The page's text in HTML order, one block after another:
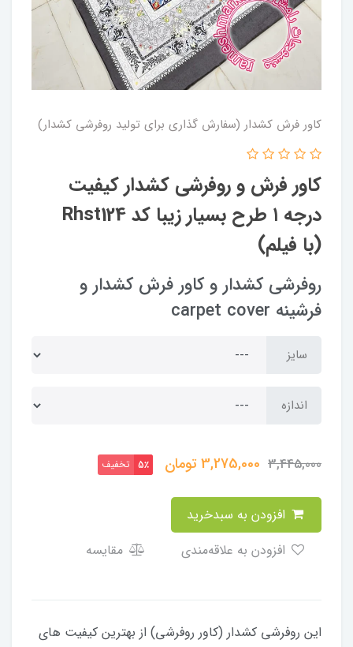
کاور فرش کشدار (سفارش گذاری برای تولید روفرشی کشدار)
کاور فرش و روفرشی کشدار کیفیت
درجه ۱ طرح بسیار زیبا کد Rhst124
(با فیلم)
روفرشی کشدار و کاور فرش کشدار و
فرشینه carpet cover
سایز
اندازه
3,445,000
3,275,000تومان 5٪ تخفیف
مقایسه
​​​​این روفرشی کشدار (کاور روفرشی) از بهترین کیفیت های